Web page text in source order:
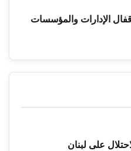
الإدارات والمؤسسات